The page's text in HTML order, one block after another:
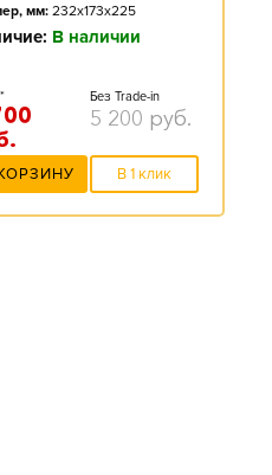
мм: 232x173x225
В наличии
Без Trade-in
5 200 руб.
В 1 клик